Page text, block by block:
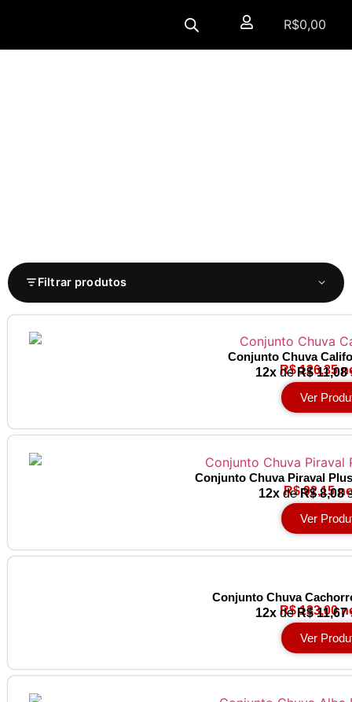
R$0,00
Filtrar produtos
Conjunto Chuva
R$ 126,35
12x de R$ 11,08
Ver
Conjunto Chuva Piraval
R$ 92,15
12x deR$ 8,08
Ver
Conjunto Chuva
R$ 133,00
12x de R$ 11,67
Ver